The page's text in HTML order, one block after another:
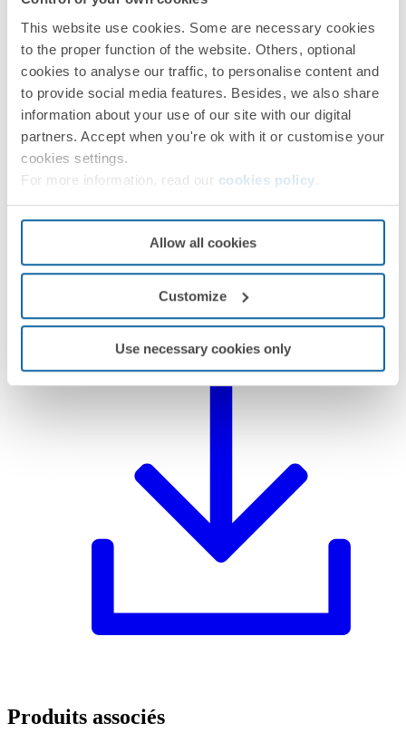
This website use cookies. Some are necessary cookies
to the proper function of the website. Others, optional
cookies to analyse our traffic, to personalise content and
to provide social media features. Besides, we also share
information about your use of our site with our digital
partners. Accept when you're ok with it or customise your
cookies settings.
For more information, read our cookies policy
Allow all cookies
Customize
Use necessary cookies only
Déclaration du produit
Produits associés